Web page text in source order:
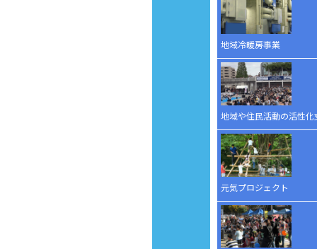
地域冷暖房事業
地域や住民活動の活性化
元気プロジェクト